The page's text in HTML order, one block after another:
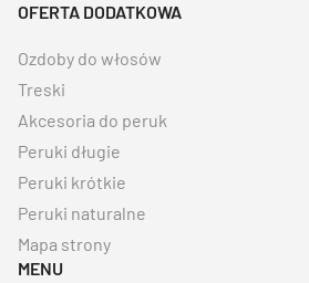
OFERTA DODATKOWA
Ozdoby do włosów
Treski
Akcesoria do peruk
Peruki długie
Peruki krótkie
Peruki naturalne
Mapa strony
MENU